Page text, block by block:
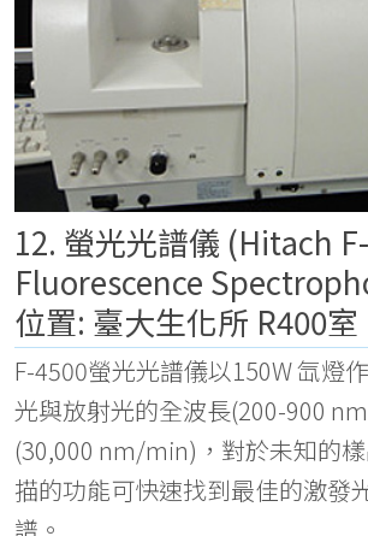
12. 螢光光譜儀 (Hitach
Fluorescence
位置: 臺大生化所 R400室
F-4500螢光光譜儀以150W 氙燈
光與放射光的全波長(200-900
(30,000 nm/min)，對於未知的
描的功能可快速找到最佳的激發